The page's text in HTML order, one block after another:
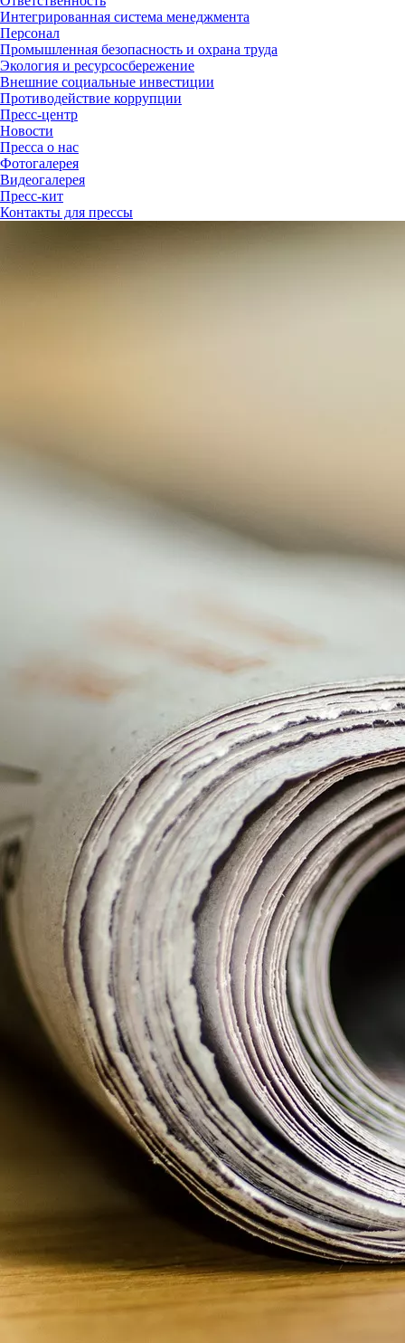
Интегрированная система менеджмента
Персонал
Промышленная безопасность и охрана труда
Экология и ресурсосбережение
Внешние социальные инвестиции
Противодействие коррупции
Пресс-центр
Новости
Пресса о нас
Фотогалерея
Видеогалерея
Пресс-кит
Контакты для прессы